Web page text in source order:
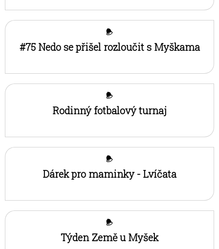
#75 Nedo se přišel rozloučit s Myškama
Rodinný fotbalový turnaj
Dárek pro maminky - Lvíčata
Týden Země u Myšek